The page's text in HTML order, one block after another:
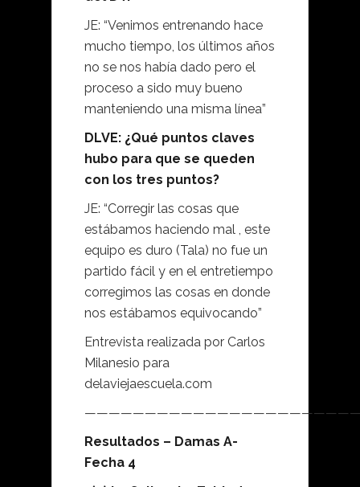
JE: “Venimos entrenando hace
mucho tiempo, los últimos años
no se nos había dado pero el
proceso a sido muy bueno
manteniendo una misma línea”
DLVE: ¿Qué puntos claves
hubo para que se queden
con los tres puntos?
JE: “Corregir las cosas que
estábamos haciendo mal , este
equipo es duro (Tala) no fue un
partido fácil y en el entretiempo
corregimos las cosas en donde
nos estábamos equivocando”
Entrevista realizada por Carlos
Milanesio para
delaviejaescuela.com
Resultados – Damas A-
Fecha 4